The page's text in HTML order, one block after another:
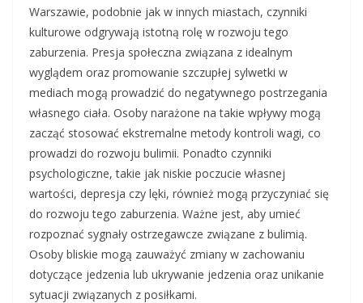
Warszawie, podobnie jak w innych miastach, czynniki
kulturowe odgrywają istotną rolę w rozwoju tego
zaburzenia. Presja społeczna związana z idealnym
wyglądem oraz promowanie szczupłej sylwetki w
mediach mogą prowadzić do negatywnego postrzegania
własnego ciała. Osoby narażone na takie wpływy mogą
zacząć stosować ekstremalne metody kontroli wagi, co
prowadzi do rozwoju bulimii. Ponadto czynniki
psychologiczne, takie jak niskie poczucie własnej
wartości, depresja czy lęki, również mogą przyczyniać się
do rozwoju tego zaburzenia. Ważne jest, aby umieć
rozpoznać sygnały ostrzegawcze związane z bulimią.
Osoby bliskie mogą zauważyć zmiany w zachowaniu
dotyczące jedzenia lub ukrywanie jedzenia oraz unikanie
sytuacji związanych z posiłkami.